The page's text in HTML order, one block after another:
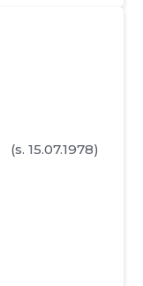
(s. 15.07.1978)